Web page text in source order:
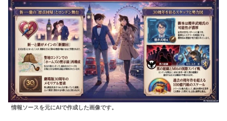
情報ソースを元にAIで作成した画像です。